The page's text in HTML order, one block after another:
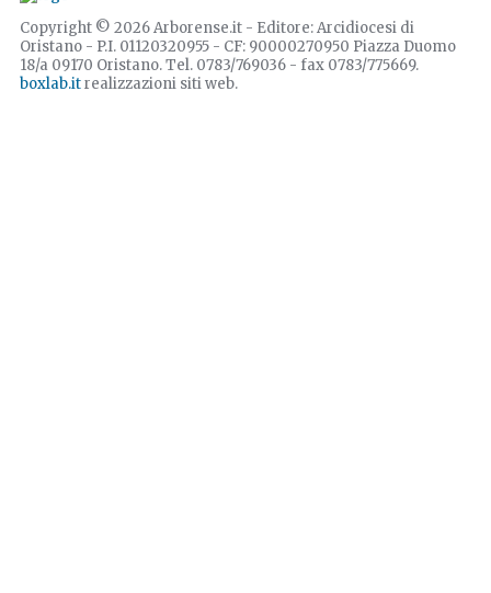
Copyright © 2026 Arborense.it - Editore: Arcidiocesi di
Oristano - P.I. 01120320955 - CF: 90000270950 Piazza Duomo
18/a 09170 Oristano. Tel. 0783/769036 - fax 0783/775669.
boxlab.itrealizzazioni siti web.